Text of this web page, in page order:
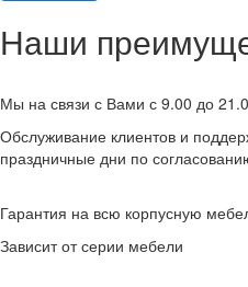
Наши
Мы на связи с Вами с 9.00 до
Обслуживание клиентов и
праздничные дни по
Гарантия на всю корпусную
Зависит от серии мебели